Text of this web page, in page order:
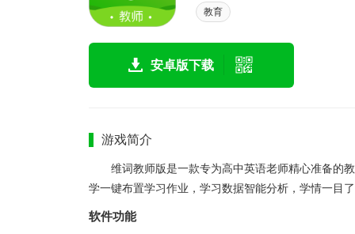
教育
安卓版下载
游戏简介
维词教师版是一款专为高中英语老师精心准备的
学一键布置学习作业，学习数据智能分析，学情一目
软件功能